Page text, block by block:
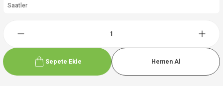
Saatler
Sepete Ekle Hemen Al